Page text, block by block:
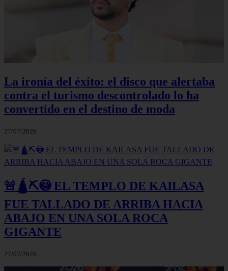
La ironía del éxito: el disco que alertaba
contra el turismo descontrolado lo ha
convertido en el destino de moda
27/07/2026
🚨🛕⛏️😳 EL TEMPLO DE KAILASA
FUE TALLADO DE ARRIBA HACIA
ABAJO EN UNA SOLA ROCA
GIGANTE
27/07/2026